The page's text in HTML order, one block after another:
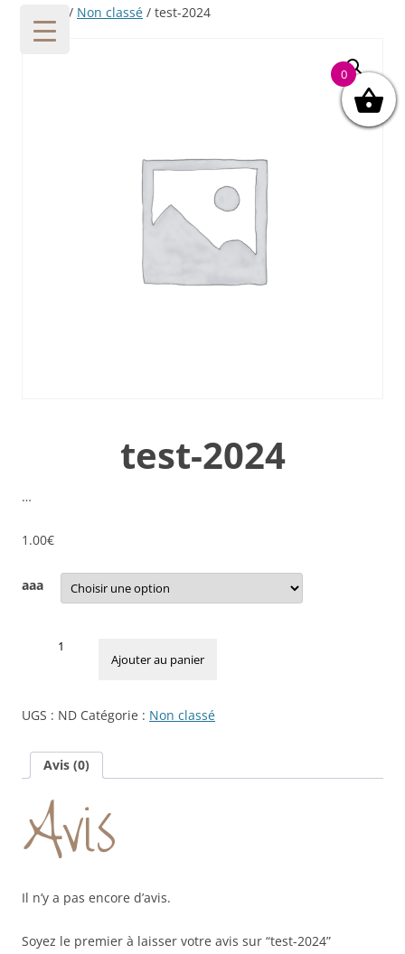
/ Non classé / test-2024
test-2024
…
1.00€
aaa
Ajouter au panier
UGS : ND Catégorie : Non classé
Avis (0)
Avis
Il n’y a pas encore d’avis.
Soyez le premier à laisser votre avis sur “test-2024”
0